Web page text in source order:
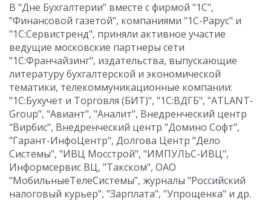
В "Дне Бухгалтерии" вместе с фирмой "1С",
"Финансовой газетой", компаниями "1С-Рарус" и
"1С:Сервистренд", приняли активное участие
ведущие московские партнеры сети
"1С:Франчайзинг", издательства, выпускающие
литературу бухгалтерской и экономической
тематики, телекоммуникационные компании:
"1С:Бухучет и Торговля (БИТ)", "1С:ВДГБ", "ATLANT-
Group", "Авиант", "Аналит", Внедренческий центр
"Вирбис", Внедренческий центр "Домино Софт",
"Гарант-ИнфоЦентр", Долгова Центр "Дело
Системы", "ИВЦ Мосстрой", "ИМПУЛЬС-ИВЦ",
Информсервис ВЦ, "Такском", ОАО
"МобильныеТелеСистемы", журналы "Российский
налоговый курьер", "Зарплата", "Упрощенка" и др.